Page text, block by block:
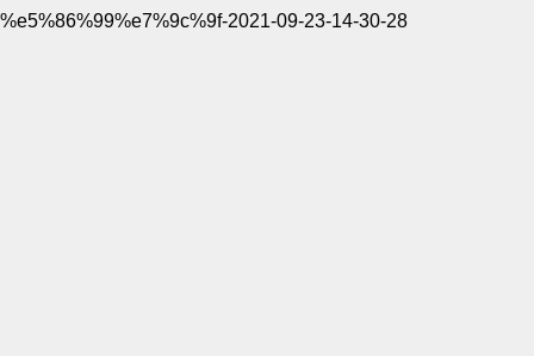
%e5%86%99%e7%9c%9f-2021-09-23-14-30-28